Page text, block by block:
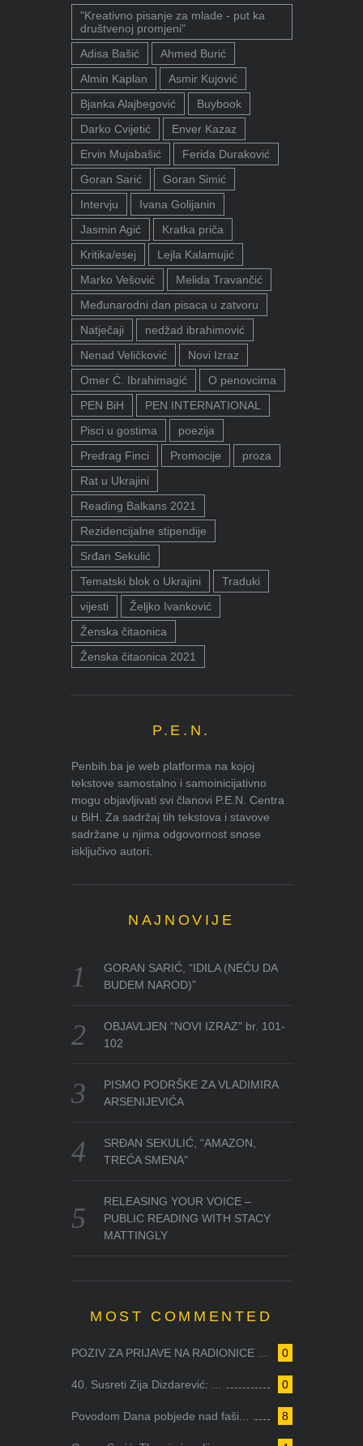
"Kreativno pisanje za mlade - put ka
društvenoj promjeni"
Adisa Bašić
Ahmed Burić
Almin Kaplan
Asmir Kujović
Bjanka Alajbegović
Buybook
Darko Cvijetić
Enver Kazaz
Ervin Mujabašić
Ferida Duraković
Goran Sarić
Goran Simić
Intervju
Ivana Golijanin
Jasmin Agić
Kratka priča
Kritika/esej
Lejla Kalamujić
Marko Vešović
Melida Travančić
Međunarodni dan pisaca u zatvoru
Natječaji
nedžad ibrahimović
Nenad Veličković
Novi Izraz
Omer Ć. Ibrahimagić
O penovcima
PEN BiH
PEN INTERNATIONAL
Pisci u gostima
poezija
Predrag Finci
Promocije
proza
Rat u Ukrajini
Reading Balkans 2021
Rezidencijalne stipendije
Srđan Sekulić
Tematski blok o Ukrajini
Traduki
vijesti
Željko Ivanković
Ženska čitaonica
Ženska čitaonica 2021
P.E.N.
Penbih.ba je web platforma na kojoj
tekstove samostalno i samoinicijativno
mogu objavljivati svi članovi P.E.N. Centra
u BiH. Za sadržaj tih tekstova i stavove
sadržane u njima odgovornost snose
isključivo autori.
NAJNOVIJE
GORAN SARIĆ, “IDILA (NEĆU DA
BUDEM NAROD)”
OBJAVLJEN “NOVI IZRAZ” br. 101-
102
PISMO PODRŠKE ZA VLADIMIRA
ARSENIJEVIĆA
SRĐAN SEKULIĆ, “AMAZON,
TREĆA SMENA”
RELEASING YOUR VOICE –
PUBLIC READING WITH STACY
MATTINGLY
MOST COMMENTED
0
POZIV ZA PRIJAVE NA RADIONICE ...
0
40. Susreti Zija Dizdarević: ...
8
Povodom Dana pobjede nad faši...